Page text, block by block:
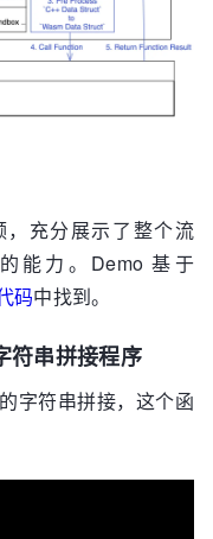
充分展示了整个流
能力。Demo 基于
码中找到。
串拼接程序
字符串拼接，这个函